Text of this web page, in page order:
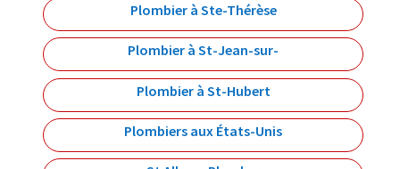
Plombier à Ste-Thérèse
Plombier à St-Jean-sur-
Plombier à St-Hubert
Plombiers aux États-Unis